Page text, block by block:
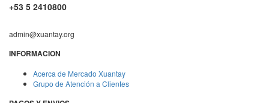
+53 5 2410800
admin@xuantay.org
INFORMACION
Acerca de Mercado Xuantay
Grupo de Atención a Clientes